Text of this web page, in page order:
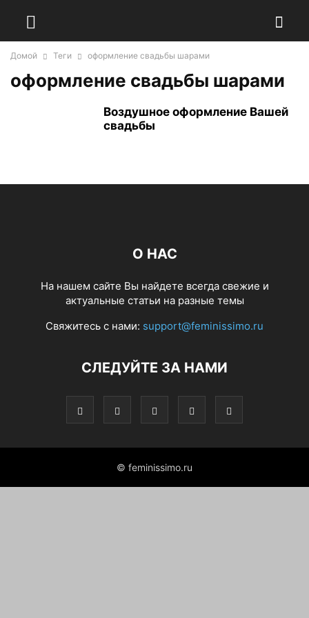
Домой Теги оформление свадьбы шарами
оформление свадьбы шарами
Воздушное оформление Вашей
свадьбы
О НАС
На нашем сайте Вы найдете всегда свежие и
актуальные статьи на разные темы
Свяжитесь с нами: support@feminissimo.ru
СЛЕДУЙТЕ ЗА НАМИ
© feminissimo.ru